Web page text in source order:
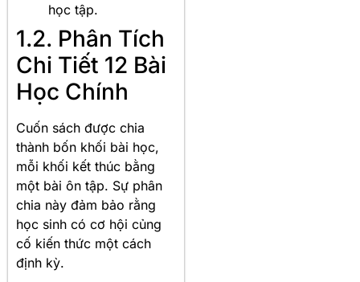
học tập.
1.2. Phân Tích
Chi Tiết 12 Bài
Học Chính
Cuốn sách được chia
thành bốn khối bài học,
mỗi khối kết thúc bằng
một bài ôn tập. Sự phân
chia này đảm bảo rằng
học sinh có cơ hội củng
cố kiến thức một cách
định kỳ.